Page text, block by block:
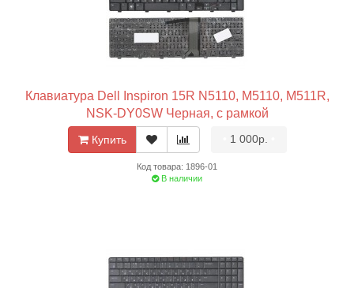
Клавиатура Dell Inspiron 15R N5110, M5110, M511R,
NSK-DY0SW Черная, с рамкой
Купить 1 000р.
Код товара: 1896-01
В наличии